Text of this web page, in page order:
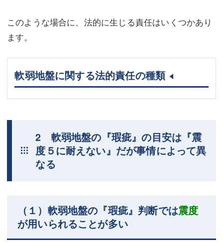
このような場合に、法的に生じる責任はいくつかあり
ます。
軟弱地盤に関する法的責任の種類
2 軟弱地盤の『瑕疵』の目安は『震
度５に耐えない』だが事情によって異
なる
（１）軟弱地盤の『瑕疵』判断では震度
が用いられることが多い